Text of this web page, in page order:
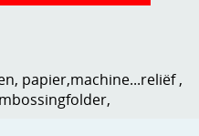
papier,machine...reliëf ,